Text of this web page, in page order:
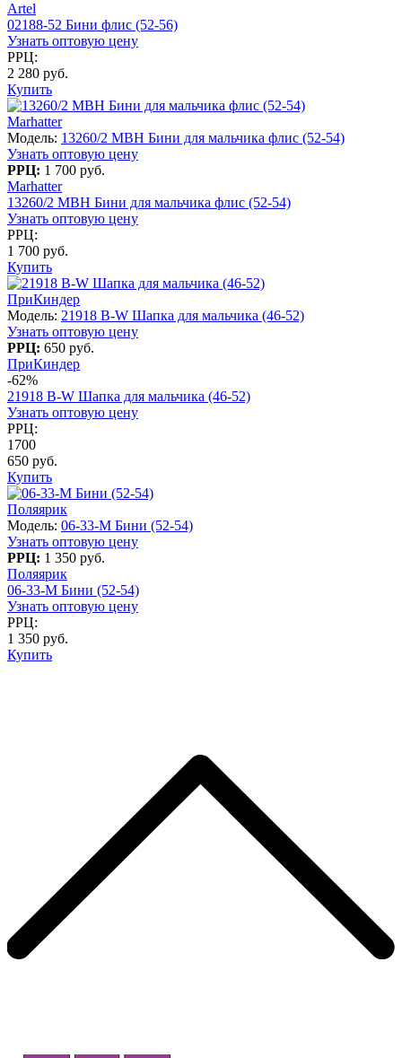
Artel
02188-52 Бини флис (52-56)
Узнать оптовую цену
РРЦ:
2 280 руб.
Купить
Marhatter
Модель: 13260/2 MBH Бини для мальчика флис (52-54)
Узнать оптовую цену
РРЦ: 1 700 руб.
Marhatter
13260/2 MBH Бини для мальчика флис (52-54)
Узнать оптовую цену
РРЦ:
1 700 руб.
Купить
ПриКиндер
Модель: 21918 B-W Шапка для мальчика (46-52)
Узнать оптовую цену
РРЦ: 650 руб.
ПриКиндер
-62%
21918 B-W Шапка для мальчика (46-52)
Узнать оптовую цену
РРЦ:
1700
650 руб.
Купить
Поляярик
Модель: 06-33-M Бини (52-54)
Узнать оптовую цену
РРЦ: 1 350 руб.
Поляярик
06-33-M Бини (52-54)
Узнать оптовую цену
РРЦ:
1 350 руб.
Купить